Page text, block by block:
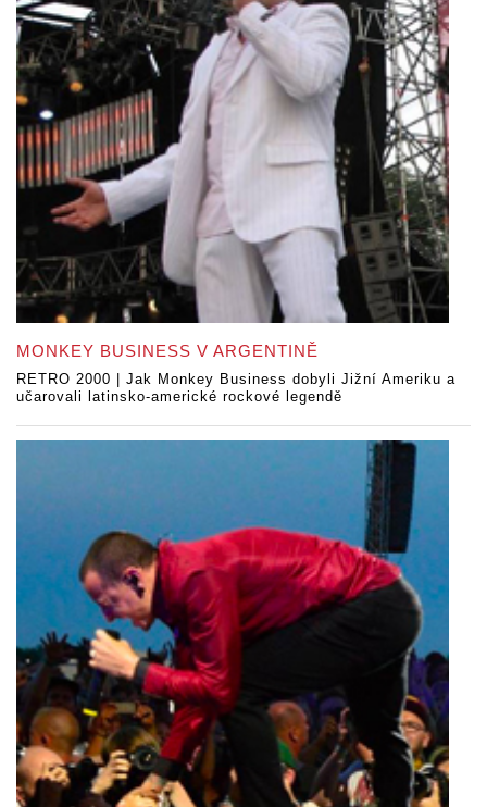
MONKEY BUSINESS V ARGENTINĚ
RETRO 2000 | Jak Monkey Business dobyli Jižní Ameriku a
učarovali latinsko-americké rockové legendě